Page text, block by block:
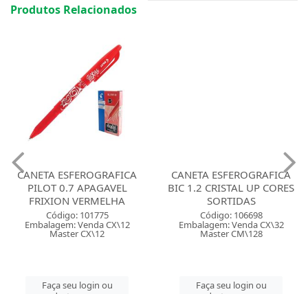
Produtos Relacionados
CANETA ESFEROGRAFICA
PILOT 0.7 APAGAVEL
FRIXION VERMELHA
Código: 101775
Embalagem: Venda CX\12
Master CX\12
Faça seu login ou
CANETA ESFEROGRAFICA
BIC 1.2 CRISTAL UP CORES
SORTIDAS
Código: 106698
Embalagem: Venda CX\32
Master CM\128
Faça seu login ou